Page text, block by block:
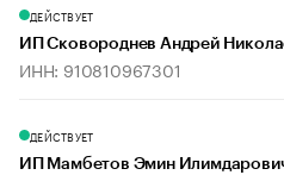
ДЕЙСТВУЕТ
ИП Сковороднев Андрей
ИНН: 910810967301
ДЕЙСТВУЕТ
ИП Мамбетов Эмин